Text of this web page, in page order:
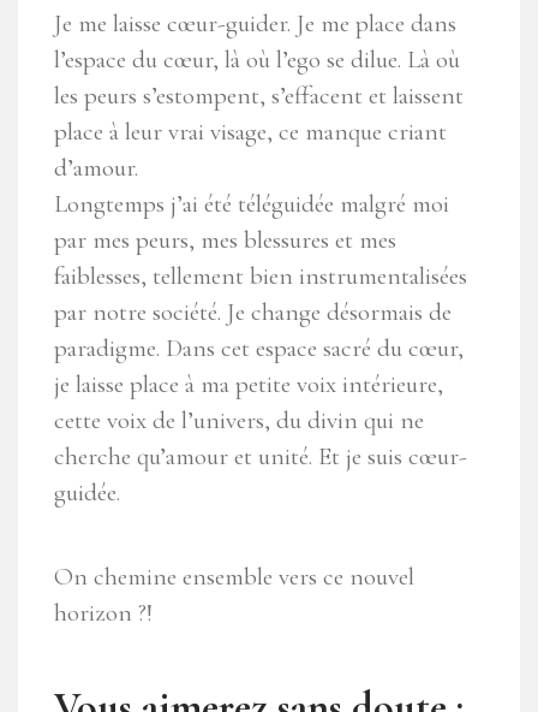
Je me laisse cœur-guider. Je me place dans
l’espace du cœur, là où l’ego se dilue. Là où
les peurs s’estompent, s’effacent et laissent
place à leur vrai visage, ce manque criant
d’amour.
Longtemps j’ai été téléguidée malgré moi
par mes peurs, mes blessures et mes
faiblesses, tellement bien instrumentalisées
par notre société. Je change désormais de
paradigme. Dans cet espace sacré du cœur,
je laisse place à ma petite voix intérieure,
cette voix de l’univers, du divin qui ne
cherche qu’amour et unité. Et je suis cœur-
guidée.
On chemine ensemble vers ce nouvel
horizon ?!